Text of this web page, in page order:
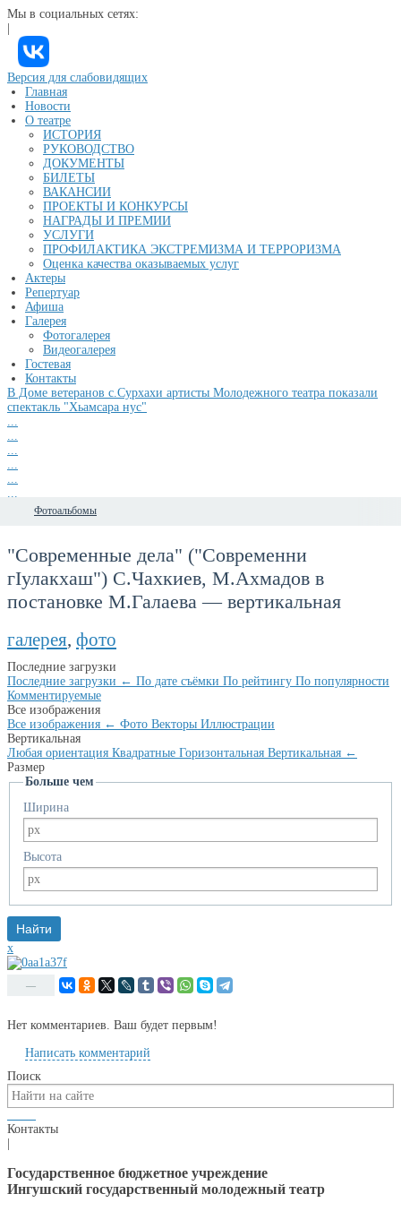
Мы в социальных сетях:
Версия для слабовидящих
Главная
Новости
О театре
ИСТОРИЯ
РУКОВОДСТВО
ДОКУМЕНТЫ
БИЛЕТЫ
ВАКАНСИИ
ПРОЕКТЫ И КОНКУРСЫ
НАГРАДЫ И ПРЕМИИ
УСЛУГИ
ПРОФИЛАКТИКА ЭКСТРЕМИЗМА И ТЕРРОРИЗМА
Оценка качества оказываемых услуг
Актеры
Репертуар
Афиша
Галерея
Фотогалерея
Видеогалерея
Гостевая
Контакты
В Доме ветеранов с.Сурхахи артисты Молодежного театра показали
спектакль "Хьамсара нус"
...
...
...
...
...
...
Фотоальбомы
"Современные дела" ("Современни
гIулакхаш") С.Чахкиев, М.Ахмадов в
постановке М.Галаева — вертикальная
галерея, фото
Последние загрузки
Последние загрузки ← По дате съёмки По рейтингу По популярности
Комментируемые
Все изображения
Все изображения ← Фото Векторы Иллюстрации
Вертикальная
Любая ориентация Квадратные Горизонтальная Вертикальная ←
Размер
Больше чем
Ширина
Высота
x
—
Нет комментариев. Ваш будет первым!
Написать комментарий
Поиск
Контакты
Государственное бюджетное учреждение
Ингушский государственный молодежный театр